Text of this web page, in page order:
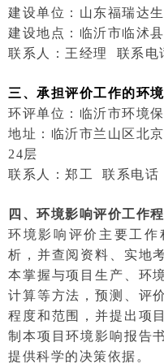
建设单位：山东福瑞达
建设地点：临沂市临沭
联系人：王经理 联系电
三、承担评价工作的环
环评单位：临沂市环境
地址：临沂市兰山区北
24层
联系人：郑工 联系电话
四、环境影响评价工作
环境影响评价主要工作
析，并查阅资料、实地
本掌握与项目生产、环
计算等方法，预测、评
程度和范围，并提出项
制本项目环境影响报告
提供科学的决策依据。